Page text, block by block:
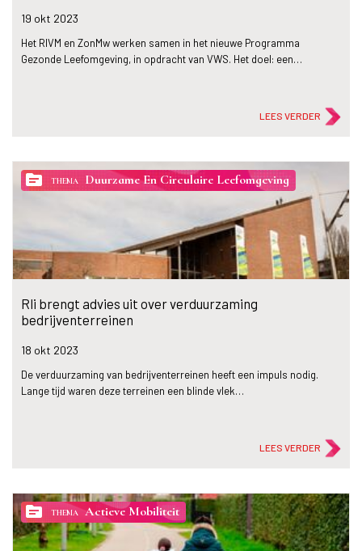
19 okt 2023
Het RIVM en ZonMw werken samen in het nieuwe Programma
Gezonde Leefomgeving, in opdracht van VWS. Het doel: een…
LEES VERDER
topic THEMA Duurzame En Circulaire Leefomgeving
Rli brengt advies uit over verduurzaming
bedrijventerreinen
18 okt 2023
De verduurzaming van bedrijventerreinen heeft een impuls nodig.
Lange tijd waren deze terreinen een blinde vlek…
LEES VERDER
topic THEMA Actieve Mobiliteit